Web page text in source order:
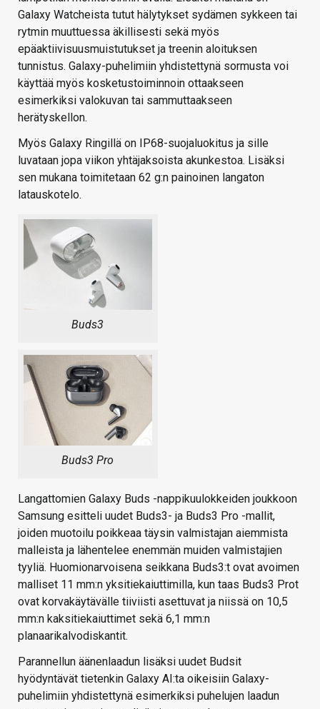
Galaxy Watcheista tutut hälytykset sydämen sykkeen tai
rytmin muuttuessa äkillisesti sekä myös
epäaktiivisuusmuistutukset ja treenin aloituksen
tunnistus. Galaxy-puhelimiin yhdistettynä sormusta voi
käyttää myös kosketustoiminnoin ottaakseen
esimerkiksi valokuvan tai sammuttaakseen
herätyskellon.
Myös Galaxy Ringillä on IP68-suojaluokitus ja sille
luvataan jopa viikon yhtäjaksoista akunkestoa. Lisäksi
sen mukana toimitetaan 62 g:n painoinen langaton
latauskotelo.
Buds3
Buds3 Pro
Langattomien Galaxy Buds -nappikuulokkeiden joukkoon
Samsung esitteli uudet Buds3- ja Buds3 Pro -mallit,
joiden muotoilu poikkeaa täysin valmistajan aiemmista
malleista ja lähentelee enemmän muiden valmistajien
tyyliä. Huomionarvoisena seikkana Buds3:t ovat avoimen
malliset 11 mm:n yksitiekaiuttimilla, kun taas Buds3 Prot
ovat korvakäytävälle tiiviisti asettuvat ja niissä on 10,5
mm:n kaksitiekaiuttimet sekä 6,1 mm:n
planaarikalvodiskantit.
Parannellun äänenlaadun lisäksi uudet Budsit
hyödyntävät tietenkin Galaxy AI:ta oikeisiin Galaxy-
puhelimiin yhdistettynä esimerkiksi puhelujen laadun